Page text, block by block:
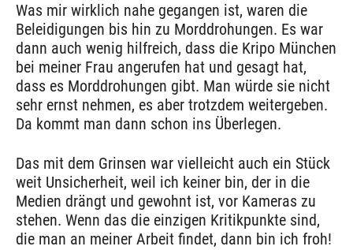
Was mir wirklich nahe gegangen ist, waren die
Beleidigungen bis hin zu Morddrohungen. Es war
dann auch wenig hilfreich, dass die Kripo München
bei meiner Frau angerufen hat und gesagt hat,
dass es Morddrohungen gibt. Man würde sie nicht
sehr ernst nehmen, es aber trotzdem weitergeben.
Da kommt man dann schon ins Überlegen.
Das mit dem Grinsen war vielleicht auch ein Stück
weit Unsicherheit, weil ich keiner bin, der in die
Medien drängt und gewohnt ist, vor Kameras zu
stehen. Wenn das die einzigen Kritikpunkte sind,
die man an meiner Arbeit findet, dann bin ich froh!